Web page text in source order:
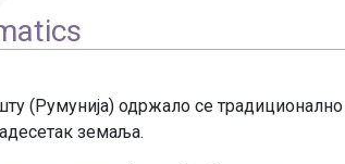
(Румунија) одржало се
земаља.